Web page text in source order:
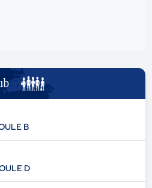
B
D